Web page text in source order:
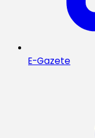
E-Gazete